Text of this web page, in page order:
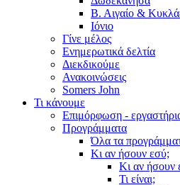
Β. Αιγαίο &
Ιόνιο
Γίνε μέλος
Ενημερωτικά δελτία
Διεκδικούμε
Ανακοινώσεις
Somers John
Τι κάνουμε
Επιμόρφωση -
Προγράμματα
Όλα τα
Κι αν ήσουν εσύ;
Κι αν ήσουν
Τι είναι;